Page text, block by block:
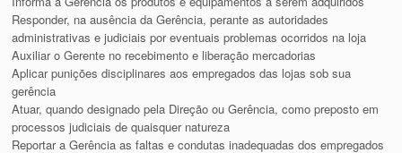
Responder, na ausência da Gerência, perante as autoridades
administrativas e judiciais por eventuais problemas ocorridos na loja
Auxiliar o Gerente no recebimento e liberação mercadorias
Aplicar punições disciplinares aos empregados das lojas sob sua
gerência
Atuar, quando designado pela Direção ou Gerência, como preposto em
processos judiciais de quaisquer natureza
Reportar a Gerência as faltas e condutas inadequadas dos empregados